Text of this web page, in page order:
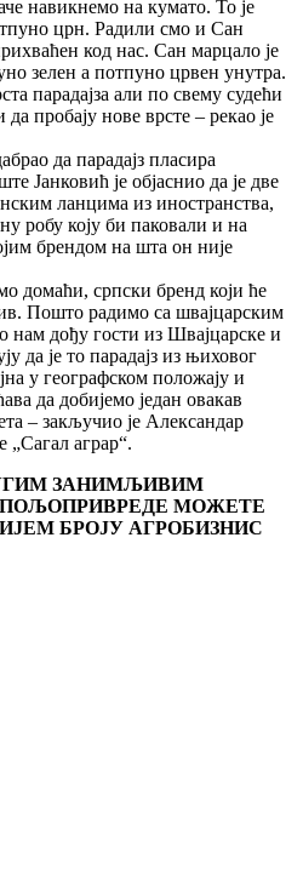
навикнемо на кумато. То је
црн. Радили смо и Сан
код нас. Сан марцало је
зелен а потпуно црвен унутра.
парадајза али по свему судећи
пробају нове врсте – рекао је
да парадајз пласира
Јанковић је објаснио да је две
ланцима из иностранства,
робу коју би паковали и на
брендом на шта он није
домаћи, српски бренд који ће
Пошто радимо са швајцарским
нам дођу гости из Швајцарске и
да је то парадајз из њиховог
у географском положају и
да добијемо један овакав
– закључио је Александар
„Сагал аграр“.
ЗАНИМЉИВИМ
МОЖЕТЕ
БРОЈУ АГРОБИЗНИС